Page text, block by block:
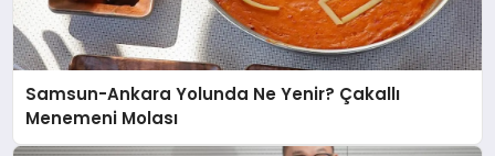
Samsun-Ankara Yolunda Ne Yenir? Çakallı
Menemeni Molası